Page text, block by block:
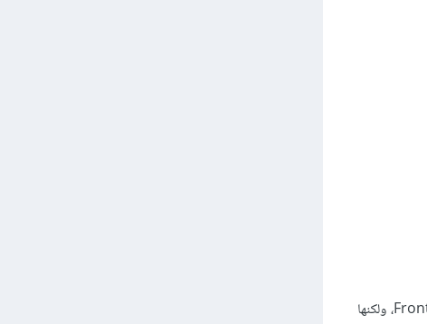
والتي تسمح لك بإستخدام Python في الواجهة الأمامية Frontend، ولكنها